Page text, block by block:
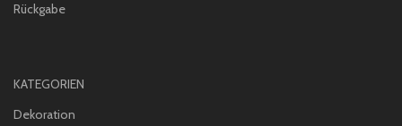
Rückgabe
KATEGORIEN
Dekoration